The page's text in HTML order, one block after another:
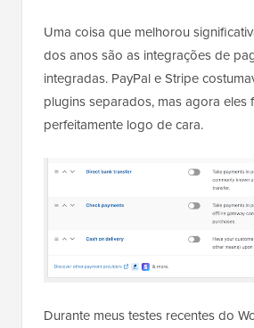
Uma coisa que melhorou
dos anos são as integrações de
integradas. PayPal e Stripe
plugins separados, mas agora eles
perfeitamente logo de cara.
Durante meus testes recentes do